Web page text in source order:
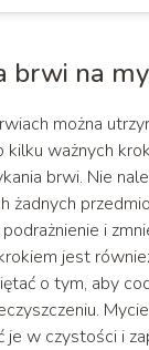
brwi na
można
kilku ważnych
brwi. Nie
żadnych
i
jest
o tym, aby
je w czystości i